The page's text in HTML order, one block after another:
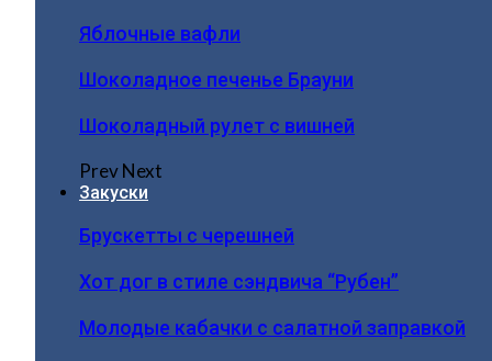
Яблочные вафли
Шоколадное печенье Брауни
Шоколадный рулет с вишней
PrevNext
Закуски
Брускетты с черешней
Хот дог в стиле сэндвича “Рубен”
Молодые кабачки с салатной заправкой